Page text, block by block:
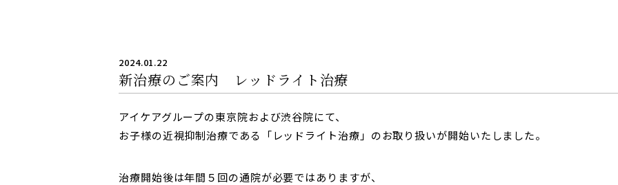
AddOn
2024.01.22
新治療のご案内 レッドライト治療
アイケアグループの東京院および渋谷院にて、
お子様の近視抑制治療である「レッドライト治療」のお取り扱いが開始いたしました。
治療開始後は年間５回の通院が必要ではありますが、